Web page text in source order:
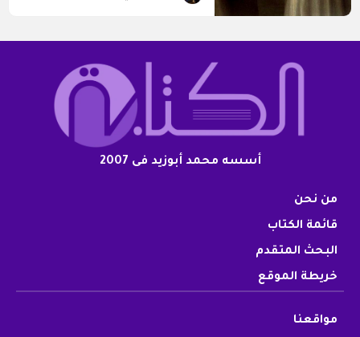
أسسه محمد أبوزيد فى 2007
من نحن
قائمة الكتاب
البحث المتقدم
خريطة الموقع
مواقعنا